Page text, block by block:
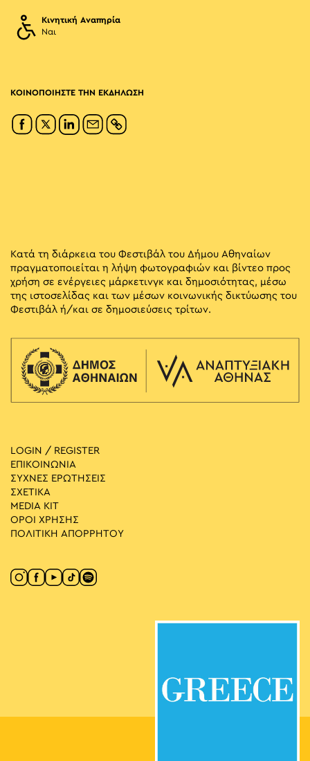
Κινητική Αναπηρία
Ναι
ΚΟΙΝΟΠΟΙΗΣΤΕ ΤΗΝ ΕΚΔΗΛΩΣΗ
Κατά τη διάρκεια του Φεστιβάλ του Δήμου Αθηναίων
πραγματοποιείται η λήψη φωτογραφιών και βίντεο προς
χρήση σε ενέργειες μάρκετινγκ και δημοσιότητας, μέσω
της ιστοσελίδας και των μέσων κοινωνικής δικτύωσης του
Φεστιβάλ ή/και σε δημοσιεύσεις τρίτων.
LOGIN / REGISTER
ΕΠΙΚΟΙΝΩΝΙΑ
ΣΥΧΝΕΣ ΕΡΩΤΗΣΕΙΣ
ΣΧΕΤΙΚΑ
MEDIA ΚIT
ΟΡΟΙ ΧΡΗΣΗΣ
ΠΟΛΙΤΙΚΗ ΑΠΟΡΡΗΤΟΥ